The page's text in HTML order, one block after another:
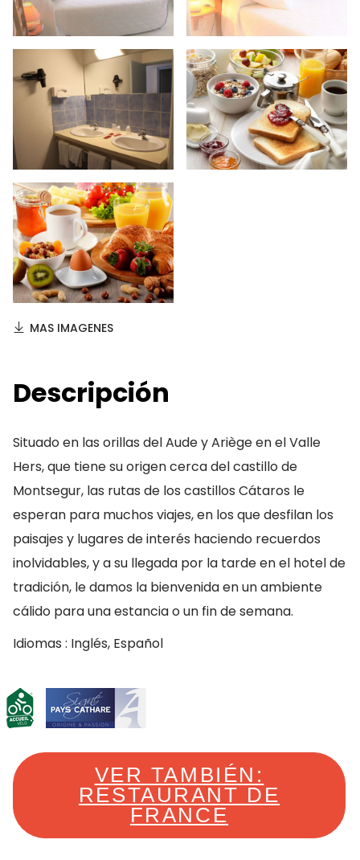
MAS IMAGENES
Descripción
Situado en las orillas del Aude y Ariège en el Valle
Hers, que tiene su origen cerca del castillo de
Montsegur, las rutas de los castillos Cátaros le
esperan para muchos viajes, en los que desfilan los
paisajes y lugares de interés haciendo recuerdos
inolvidables, y a su llegada por la tarde en el hotel de
tradición, le damos la bienvenida en un ambiente
cálido para una estancia o un fin de semana.
Idiomas : Inglés, Español
VER TAMBIÉN:
RESTAURANT DE
FRANCE